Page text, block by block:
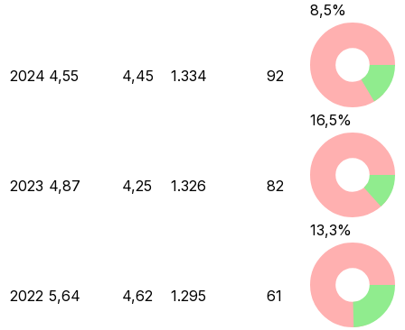
8,5%
2024 4,55 4,45 1.334 92
16,5%
2023 4,87 4,25 1.326 82
13,3%
2022 5,64 4,62 1.295 61